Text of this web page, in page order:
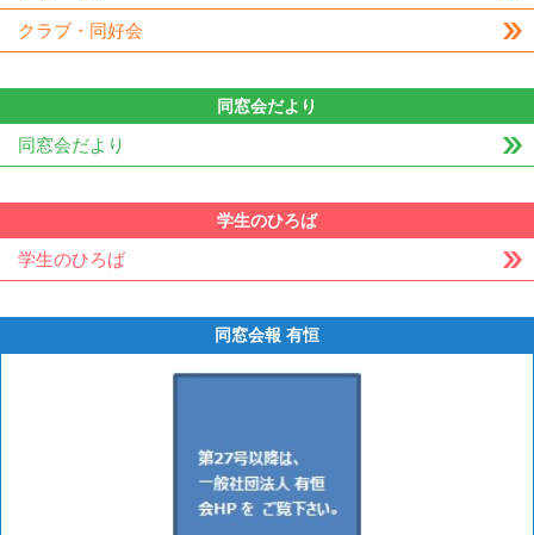
クラブ・同好会
同窓会だより
同窓会だより
学生のひろば
学生のひろば
同窓会報 有恒